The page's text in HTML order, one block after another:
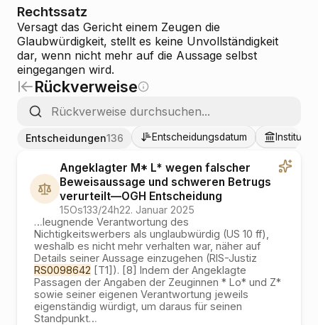
Rechtssatz
Versagt das Gericht einem Zeugen die
Glaubwürdigkeit, stellt es keine Unvollständigkeit
dar, wenn nicht mehr auf die Aussage selbst
eingegangen wird.
Rückverweise
Entscheidungen136 Entscheidungsdatum
Angeklagter M* L* wegen falscher
Beweisaussage und schweren Betrugs
verurteilt—OGH Entscheidung
15Os133/24h22. Januar 2025
…leugnende Verantwortung des
Nichtigkeitswerbers als unglaubwürdig (US 10 ff),
weshalb es nicht mehr verhalten war, näher auf
Details seiner Aussage einzugehen (RIS-Justiz
RS0098642 [T1]). [8] Indem der Angeklagte
Passagen der Angaben der Zeuginnen * Lo* und Z*
sowie seiner eigenen Verantwortung jeweils
eigenständig würdigt, um daraus für seinen
Standpunkt…